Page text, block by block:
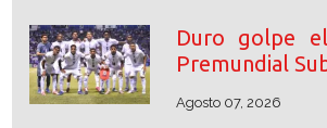
Duro golpe
Premundial
Agosto 07, 2026